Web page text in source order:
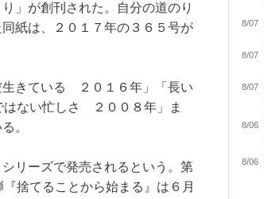
」が創刊された。自分の道のり
紙は、２０１７年の３６５号が
きている ２０１６年」「長い
ない忙しさ ２００８年」ま
。
リーズで発売されるという。第
捨てることから始まる』は６月
8/07
8/07
8/07
8/06
8/06